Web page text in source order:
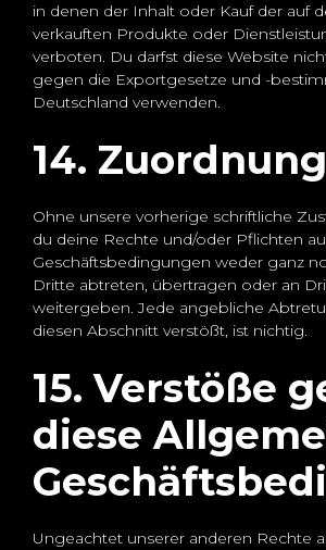
in denen der Inhalt oder Kauf der auf
verkauften Produkte oder
verboten. Du darfst diese Website
gegen die Exportgesetze und -
Deutschland verwenden.
14. Zuordnung
Ohne unsere vorherige schriftliche
du deine Rechte und/oder Pflichten
Geschäftsbedingungen weder ganz
Dritte abtreten, übertragen oder an
weitergeben. Jede angebliche
diesen Abschnitt verstößt, ist nichtig.
15. Verstöße
diese
Ungeachtet unserer anderen Rechte